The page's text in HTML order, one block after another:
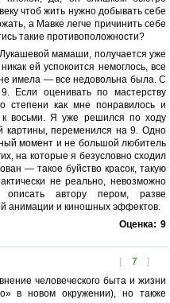
чтоб жить нужно добывать себе
а Мавке легче причинить себе
такие противоположности?
мамаши, получается уже
ей успокоится немоглось, все
имела — все недовольна была. С
Если оценивать по мастерству
как мне понравилось и
восьми. Я уже решился по ходу
картины, переменился на 9. Одно
момент и не большой любитель
на которые я безусловно сходил
— такое буйство красок, такую
не реально, невозможно
автору пером, разве
анимации и киношных эффектов.
Оценка: 9
[ 7 ]
человеческого быта и жизни
в новом окружении), но также